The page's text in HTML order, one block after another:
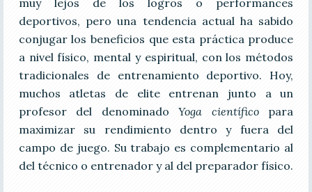
deportivos, pero una tendencia actual ha sabido
conjugar los beneficios que esta práctica produce
a nivel físico, mental y espiritual, con los métodos
tradicionales de entrenamiento deportivo. Hoy,
muchos atletas de elite entrenan junto a un
profesor del denominadoYoga científicopara
maximizar su rendimiento dentro y fuera del
campo de juego. Su trabajo es complementario al
del técnico o entrenador y al del preparador físico.